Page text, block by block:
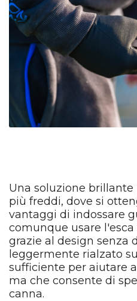
Una soluzione
più freddi, dove si
vantaggi di indossare
comunque usare
grazie al design senza
leggermente rialzato
sufficiente per aiutare
ma che consente di
canna.